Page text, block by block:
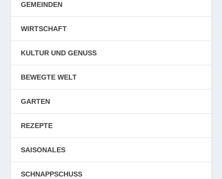
GEMEINDEN
WIRTSCHAFT
KULTUR UND GENUSS
BEWEGTE WELT
GARTEN
REZEPTE
SAISONALES
SCHNAPPSCHUSS